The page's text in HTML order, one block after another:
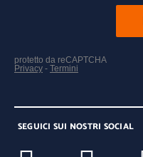
SEGUICI SUI NOSTRI SOCIAL